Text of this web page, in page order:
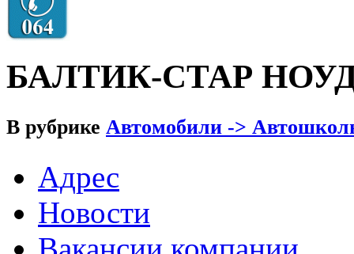
БАЛТИК-СТАР
В рубрике Автомобили ->
Адрес
Новости